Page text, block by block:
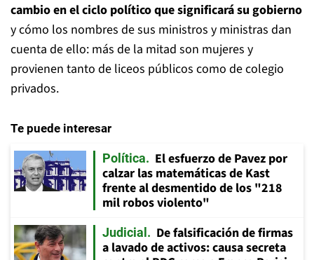
cambio en el ciclo político que significará su gobierno
y cómo los nombres de sus ministros y ministras dan
cuenta de ello: más de la mitad son mujeres y
provienen tanto de liceos públicos como de colegio
privados.
Te puede interesar
Política
El esfuerzo de Pavez por
calzar las matemáticas de Kast
frente al desmentido de los "218
mil robos violento"
Judicial
De falsificación de firmas
a lavado de activos: causa secreta